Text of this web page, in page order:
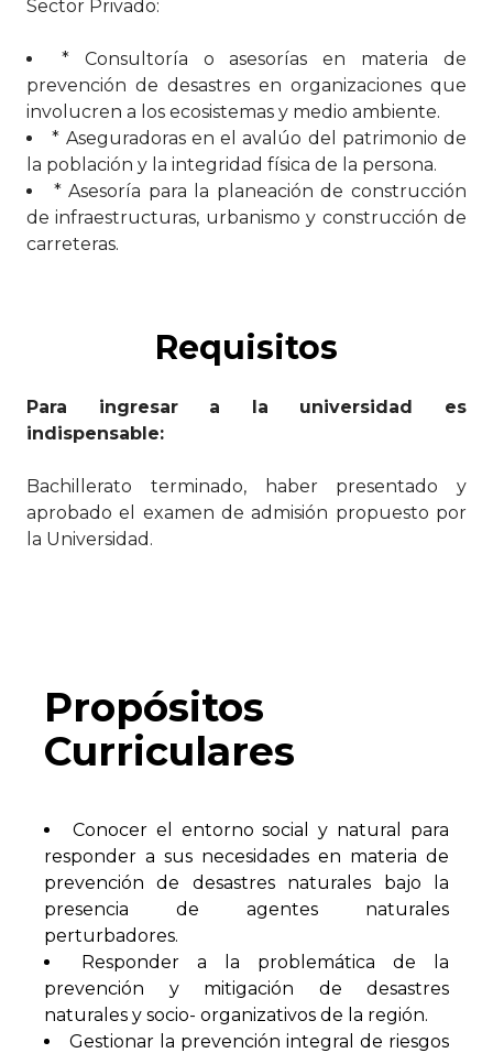
Sector Privado:
* Consultoría o asesorías en materia de
prevención de desastres en organizaciones que
involucren a los ecosistemas y medio ambiente.
* Aseguradoras en el avalúo del patrimonio de
la población y la integridad física de la persona.
* Asesoría para la planeación de construcción
de infraestructuras, urbanismo y construcción de
carreteras.
Requisitos
Para ingresar a la universidad es
indispensable:
Bachillerato terminado, haber presentado y
aprobado el examen de admisión propuesto por
la Universidad.
Propósitos
Curriculares
Conocer el entorno social y natural para
responder a sus necesidades en materia de
prevención de desastres naturales bajo la
presencia de agentes naturales
perturbadores.
Responder a la problemática de la
prevención y mitigación de desastres
naturales y socio- organizativos de la región.
Gestionar la prevención integral de riesgos